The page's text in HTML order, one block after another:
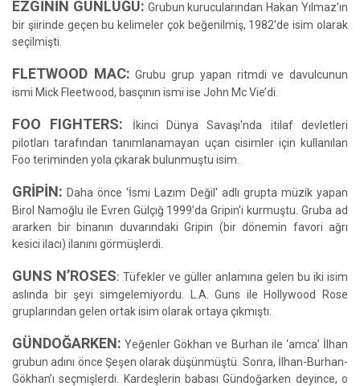
EZGİNİN GÜNLÜĞÜ: Grubun kurucularından Hakan Yılmaz’ın
bir şiirinde geçen bu kelimeler çok beğenilmiş, 1982’de isim olarak
seçilmişti.
FLETWOOD MAC: Grubu grup yapan ritmdi ve davulcunun
ismi Mick Fleetwood, basçının ismi ise John Mc Vie’di.
FOO FIGHTERS:
İkinci Dünya Savaşı'nda itilaf devletleri
pilotları tarafından tanımlanamayan uçan cisimler için kullanılan
Foo teriminden yola çıkarak bulunmuştu isim.
GRİPİN: Daha önce ‘İsmi Lazım Değil' adlı grupta müzik yapan
Birol Namoğlu ile Evren Gülçığ 1999’da Gripin'i kurmuştu. Gruba ad
ararken bir binanın duvarındaki Gripin (bir dönemin favori ağrı
kesici ilacı) ilanını görmüşlerdi.
GUNS N’ROSES: Tüfekler ve güller anlamına gelen bu iki isim
aslında bir şeyi simgelemiyordu. L.A. Guns ile Hollywood Rose
gruplarından gelen ortak isim olarak ortaya çıkmıştı.
GÜNDOĞARKEN: Yeğenler Gökhan ve Burhan ile ‘amca’ İlhan
grubun adını önce Şeşen olarak düşünmüştü. Sonra, İlhan-Burhan-
Gökhan’ı seçmişlerdi. Kardeşlerin babası Gündoğarken deyince, o